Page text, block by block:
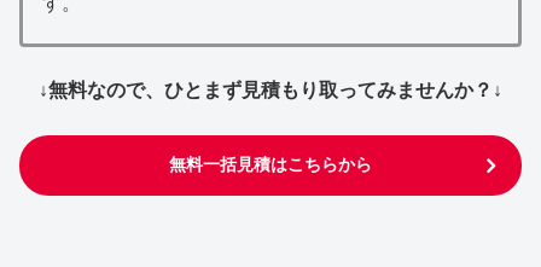
↓無料なので、ひとまず見積もり取ってみませんか？↓
無料一括見積はこちらから